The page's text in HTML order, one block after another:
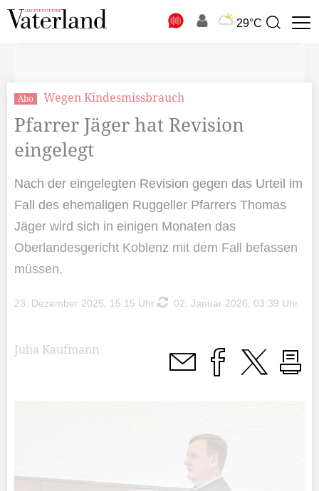
29°C
Suchbegriff
Abo Wegen Kindesmissbrauch
Pfarrer Jäger hat Revision
eingelegt
Nach der eingelegten Revision gegen das Urteil im
Fall des ehemaligen Ruggeller Pfarrers Thomas
Jäger wird sich in einigen Monaten das
Oberlandesgericht Koblenz mit dem Fall befassen
müssen.
23. Dezember 2025, 15:15 Uhr 02. Januar 2026, 03:39 Uhr
Julia Kaufmann